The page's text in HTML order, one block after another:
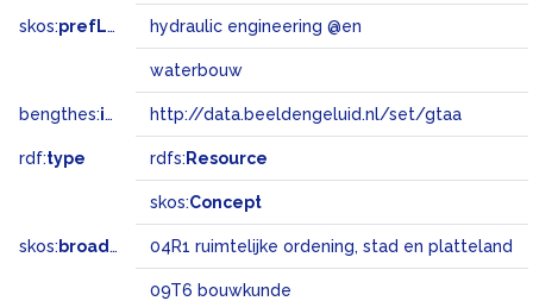
skos:prefLabel hydraulic engineering @en
waterbouw
bengthes:inSet http://data.beeldengeluid.nl/set/gtaa
rdf:type rdfs: Resource
skos:Concept
skos: broadMatch 04R1 ruimtelijke ordening, stad en platteland
09T6 bouwkunde